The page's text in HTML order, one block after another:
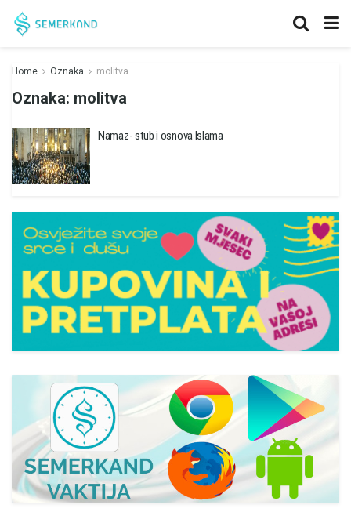
Home Oznaka molitva
Oznaka: molitva
Namaz- stub i osnova Islama